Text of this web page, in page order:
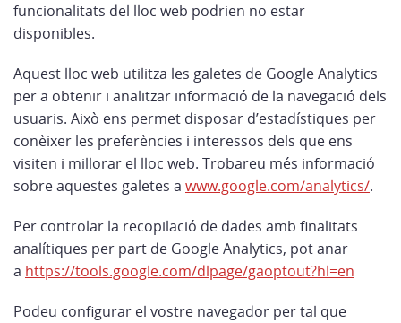
funcionalitats del lloc web podrien no estar
disponibles.
Aquest lloc web utilitza les galetes de Google Analytics
per a obtenir i analitzar informació de la navegació dels
usuaris. Això ens permet disposar d’estadístiques per
conèixer les preferències i interessos dels que ens
visiten i millorar el lloc web. Trobareu més informació
sobre aquestes galetes a www.google.com/analytics/.
Per controlar la recopilació de dades amb finalitats
analítiques per part de Google Analytics, pot anar
a https://tools.google.com/dlpage/gaoptout?hl=en
Podeu configurar el vostre navegador per tal que